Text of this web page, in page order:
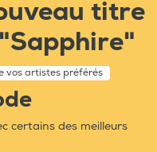
titre
vos artistes préférés
certains des meilleurs